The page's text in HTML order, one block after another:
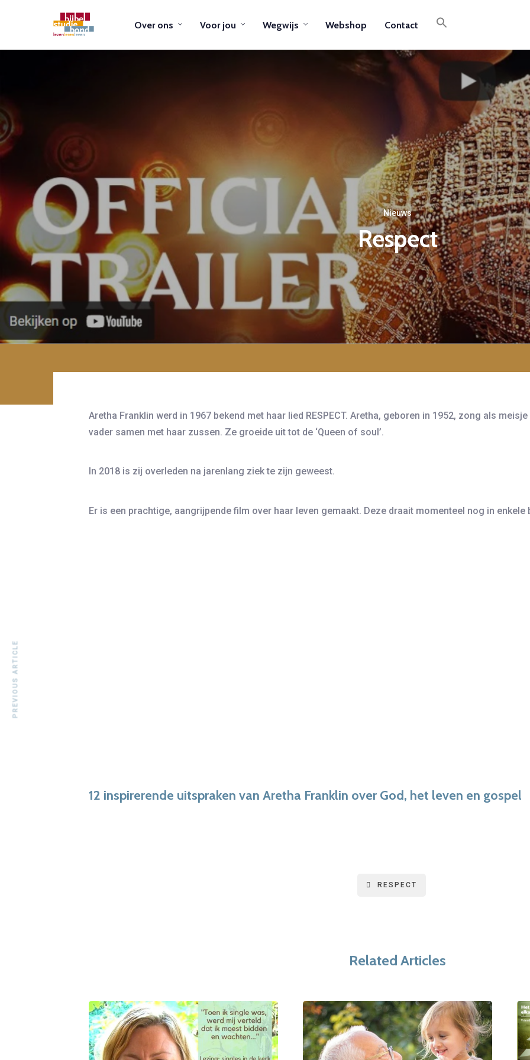
Over ons Voor jou Wegwijs Webshop Contact
Nieuws
Respect
Aretha Franklin werd in 1967 bekend met haar lied RESPECT. Aretha, geboren in 1952, zong als
vader samen met haar zussen. Ze groeide uit tot de ‘Queen of soul’.
In 2018 is zij overleden na jarenlang ziek te zijn geweest.
Er is een prachtige, aangrijpende film over haar leven gemaakt. Deze draait momenteel nog in
12 inspirerende uitspraken van Aretha Franklin over God, het leven en gospel
RESPECT
Related Articles
PREVIOUS ARTICLE